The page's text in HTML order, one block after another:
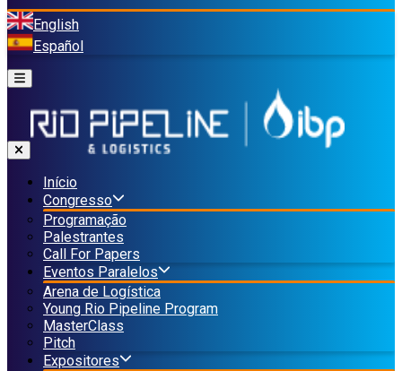
English
Español
Início
Congresso
Programação
Palestrantes
Call For Papers
Eventos Paralelos
Arena de Logística
Young Rio Pipeline Program
MasterClass
Pitch
Expositores